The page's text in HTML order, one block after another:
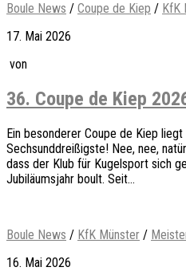
Boule News / Coupe de Kiep / KfK
17. Mai 2026
von
36. Coupe de Kiep
Ein besonderer Coupe de Kiep
Sechsunddreißigste! Nee, nee,
dass der Klub für Kugelsport sich
Jubiläumsjahr boult. Seit...
Boule News / KfK Münster /
16. Mai 2026